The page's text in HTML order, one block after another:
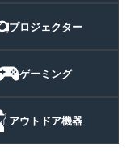
9,882
35,131
10/9まで
プロジェクター
ゲーミング
アウトドア機器